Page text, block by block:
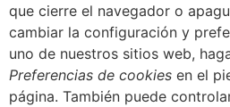
que cierre el navegador o
cambiar la configuración y
uno de nuestros sitios web,
Preferencias de cookies en el
página. También puede